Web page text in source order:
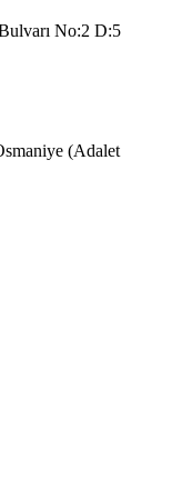
No:2 D:5
(Adalet